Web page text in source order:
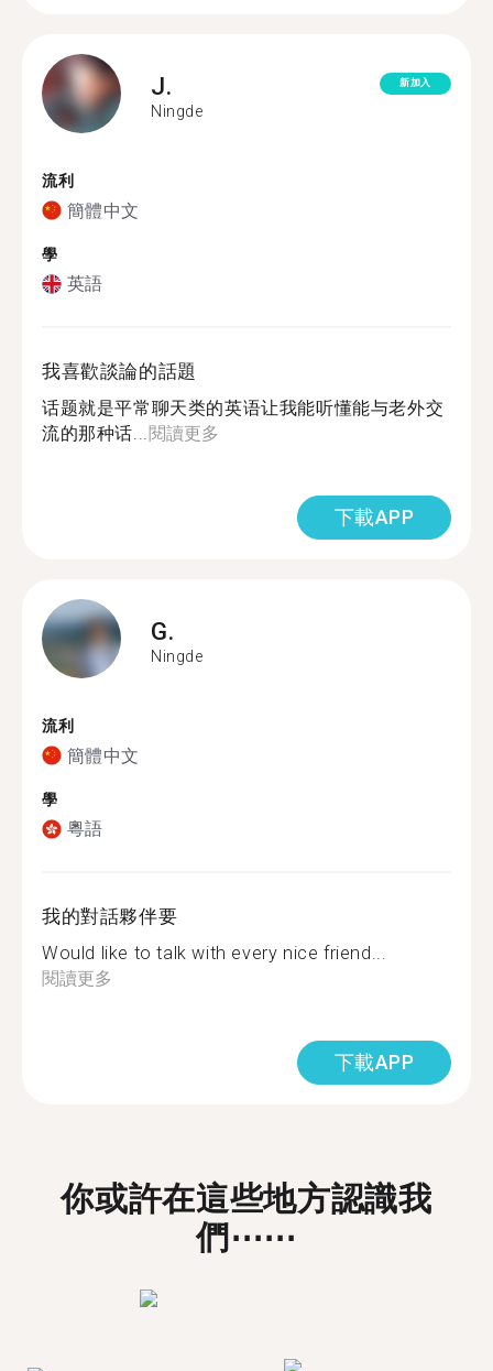
J.
Ningde
新加入
流利
簡體中文
學
英語
我喜歡談論的話題
话题就是平常聊天类的英语让我能听懂能与老外交
流的那种话...閱讀更多
下載APP
G.
Ningde
流利
簡體中文
學
粵語
我的對話夥伴要
Would like to talk with every nice friend...
閱讀更多
下載APP
你或許在這些地方認識我
們⋯⋯